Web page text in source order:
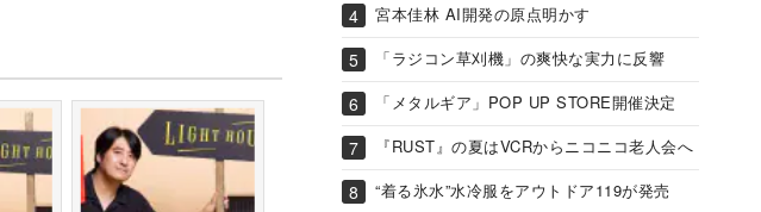
宮本佳林 AI開発の原点明かす
「ラジコン草刈機」の爽快な実力に反響
「メタルギア」POP UP STORE開催決定
『RUST』の夏はVCRからニコニコ老人会へ
“着る氷水”水冷服をアウトドア119が発売